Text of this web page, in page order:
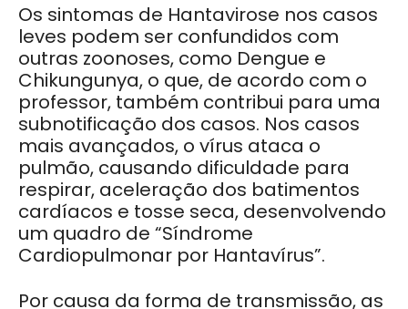
Os sintomas de Hantavirose nos casos
leves podem ser confundidos com
outras zoonoses, como Dengue e
Chikungunya, o que, de acordo com o
professor, também contribui para uma
subnotificação dos casos. Nos casos
mais avançados, o vírus ataca o
pulmão, causando dificuldade para
respirar, aceleração dos batimentos
cardíacos e tosse seca, desenvolvendo
um quadro de “Síndrome
Cardiopulmonar por Hantavírus”.
Por causa da forma de transmissão, as